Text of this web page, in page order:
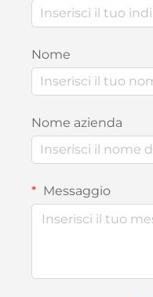
Nome
Nome azienda
Messaggio